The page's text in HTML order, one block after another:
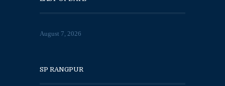
August 7, 2026
SP RANGPUR